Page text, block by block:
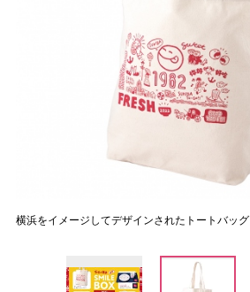
横浜をイメージしてデザインされたトートバッグ